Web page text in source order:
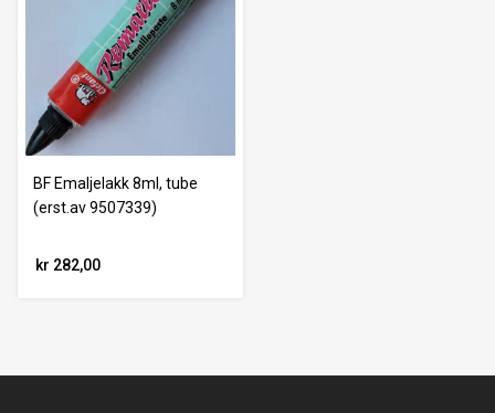
BF Emaljelakk 8ml, tube
(erst.av 9507339)
kr 282,00